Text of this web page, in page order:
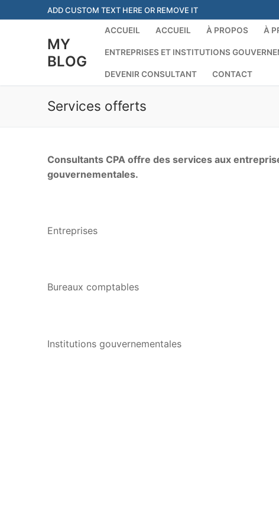
to
ADD CUSTOM TEXT HERE OR REMOVE IT
MY
BLOG
ACCUEIL ACCUEIL À PROPOS À
ENTREPRISES ET INSTITUTIONS
DEVENIR CONSULTANT CONTACT
Services offerts
Consultants CPA offre des services aux
gouvernementales.
Entreprises
Bureaux comptables
Institutions gouvernementales